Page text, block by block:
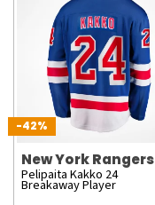
-42%
New York Rangers
Pelipaita Kakko 24
Breakaway Player